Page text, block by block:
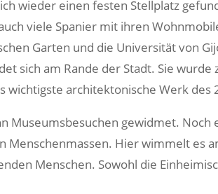
wieder einen festen Stellplatz
viele Spanier mit ihren
Garten und die Universität von
sich am Rande der Stadt. Sie
wichtigste architektonische Werk des
Museumsbesuchen gewidmet. Noch
Menschenmassen. Hier wimmelt es
Menschen. Sowohl die